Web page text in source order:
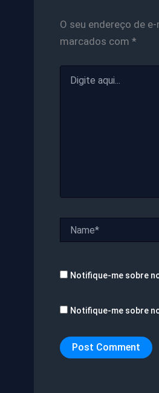
O seu endereço de
marcados com *
aqui...
Notifique-me sobre
Notifique-me sobre